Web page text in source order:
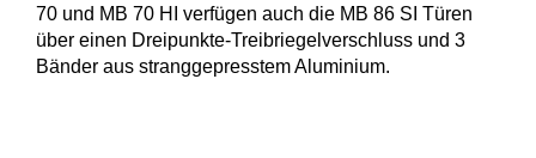
70 und MB 70 HI verfügen auch die MB 86 SI Türen
über einen Dreipunkte-Treibriegelverschluss und 3
Bänder aus stranggepresstem Aluminium.